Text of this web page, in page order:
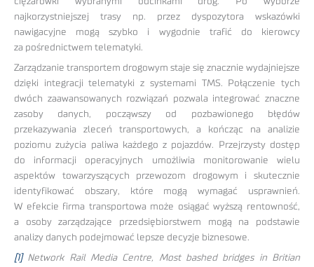
najkorzystniejszej trasy np. przez dyspozytora wskazówki
nawigacyjne mogą szybko i wygodnie trafić do kierowcy
za pośrednictwem telematyki.
Zarządzanie transportem drogowym staje się znacznie wydajniejsze
dzięki integracji telematyki z systemami TMS. Połączenie tych
dwóch zaawansowanych rozwiązań pozwala integrować znaczne
zasoby danych, począwszy od pozbawionego błędów
przekazywania zleceń transportowych, a kończąc na analizie
poziomu zużycia paliwa każdego z pojazdów. Przejrzysty dostęp
do informacji operacyjnych umożliwia monitorowanie wielu
aspektów towarzyszących przewozom drogowym i skutecznie
identyfikować obszary, które mogą wymagać usprawnień.
W efekcie firma transportowa może osiągać wyższą rentowność,
a osoby zarządzające przedsiębiorstwem mogą na podstawie
analizy danych podejmować lepsze decyzje biznesowe.
[1]Network Rail Media Centre, Most bashed bridges in Britian